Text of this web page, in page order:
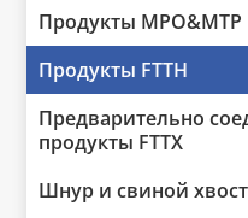
Продукты MPO&MTP
Продукты FTTH
Предварительно
продукты FTTX
Шнур и свиной хвост